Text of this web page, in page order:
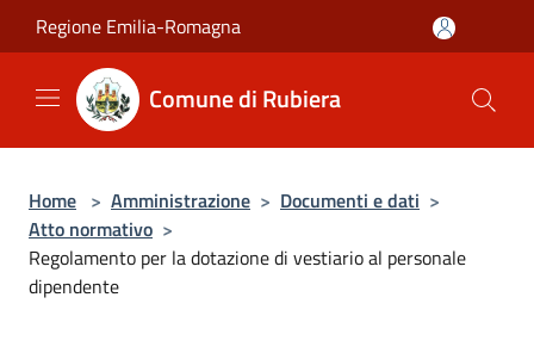
Salta al contenuto principale
Regione Emilia-Romagna
Comune di Rubiera
Home > Amministrazione > Documenti e dati >
Atto normativo >
Regolamento per la dotazione di vestiario al personale
dipendente